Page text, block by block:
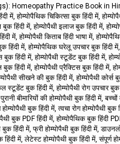
Homeopathy Practice Book in
में, होम्योपैथिक चिकित्सा बुक हिंदी में,
बुक हिंदी में, होम्योपैथी इलाज बुक हिंदी में,
में, होम्योपैथी किताब हिंदी भाषा में,
हिंदी में, होम्योपैथिक घरेलू उपचार बुक हिंदी में,
बुक हिंदी में, होम्योपैथी स्टूडेंट बुक हिंदी में,
बुक हिंदी में, होम्योपैथी प्रैक्टिस बुक हिंदी में,
सीखने की बुक हिंदी में, होम्योपैथी कोर्स
स्टूडेंट बुक हिंदी में, होम्योपैथी रोग उपचार बुक
बीमारियों की होम्योपैथी बुक हिंदी में, बच्चों
बुक हिंदी में, त्वचा रोग होम्योपैथी बुक
बुक PDF हिंदी में, होम्योपैथिक बुक हिंदी
हिंदी में, फ्री होम्योपैथी बुक हिंदी में,
हिंदी में, लेटेस्ट होम्योपैथी बुक हिंदी में, संपूर्ण